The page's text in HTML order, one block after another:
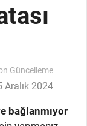
Güncelleme
Aralık 2024
bağlanmıyor